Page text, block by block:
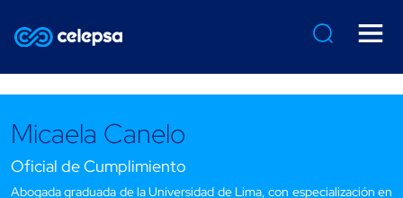
Micaela Canelo
Oficial de Cumplimiento
Abogada graduada de la Universidad de Lima, con especialización en